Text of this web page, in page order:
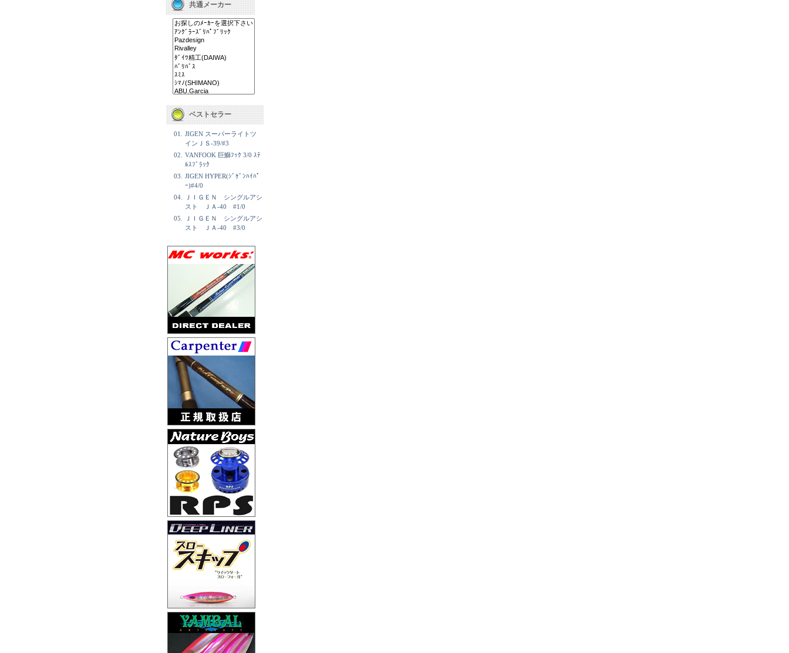
共通メーカー
ベストセラー
01.
JIGEN スーパーライトツ
インＪＳ-39/#3
02.
VANFOOK 巨鰤ﾌｯｸ 3/0 ｽﾃ
ﾙｽﾌﾞﾗｯｸ
03.
JIGEN HYPER(ｼﾞｹﾞﾝﾊｲﾊﾟ
ｰ)#4/0
04.
ＪＩＧＥＮ シングルアシ
スト ＪＡ-40 #1/0
05.
ＪＩＧＥＮ シングルアシ
スト ＪＡ-40 #3/0